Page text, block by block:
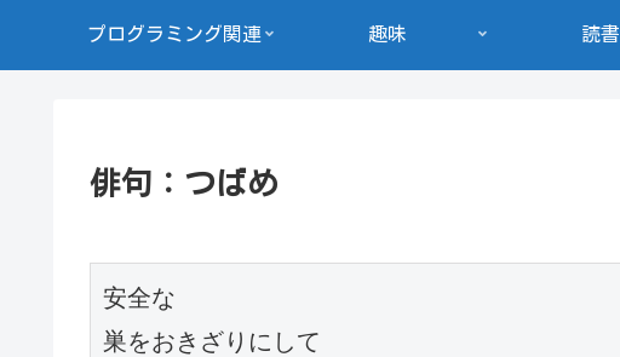
プログラミング関連 趣味 読書
俳句：つばめ
安全な
巣をおきざりにして